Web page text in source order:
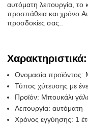
αυτόματη λειτουργία,
προσπάθεια και
προσδοκίες σας..
Χαρακτηριστικά:
Ονομασία προϊόντος:
Τύπος χύτευσης με
Προϊόν: Μπουκάλι
Λειτουργία: αυτόματη
Χρόνος εγγύησης: 1